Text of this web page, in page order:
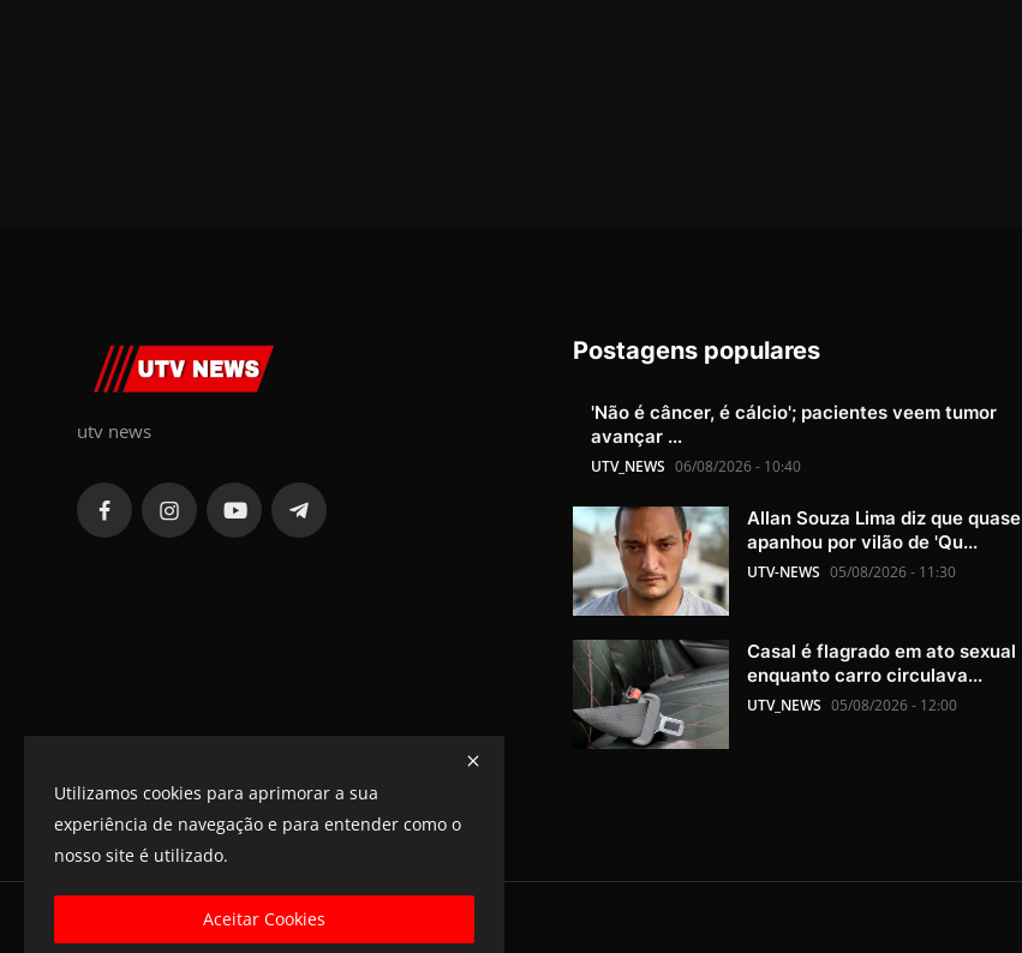
utv news
Postagens populares
'Não é câncer, é cálcio'; pacientes veem tumor
avançar ...
UTV_NEWS 06/08/2026 - 10:40
Allan Souza Lima diz que quase
apanhou por vilão de 'Qu...
UTV-NEWS 05/08/2026 - 11:30
Casal é flagrado em ato sexual
enquanto carro circulava...
UTV_NEWS 05/08/2026 - 12:00
@ UTV NEWS 2025
Utilizamos cookies para aprimorar a sua
experiência de navegação e para entender como o
nosso site é utilizado.
Aceitar Cookies